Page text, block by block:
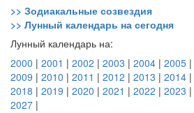
>> Зодиакальные созвездия
>> Лунный календарь на сегодня
Лунный календарь на:
2000 | 2001 | 2002 | 2003 | 2004 | 2005 |
2009 | 2010 | 2011 | 2012 | 2013 | 2014 |
2018 | 2019 | 2020 | 2021 | 2022 | 2023 |
2027 |